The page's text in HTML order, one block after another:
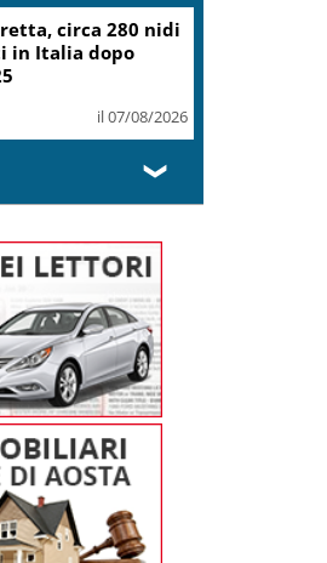
circa 280 nidi
in Italia dopo
il 07/08/2026
❯